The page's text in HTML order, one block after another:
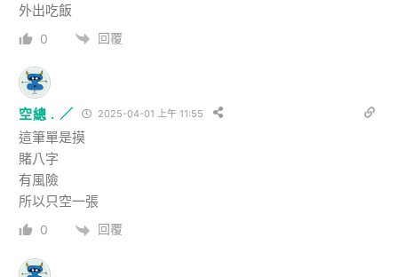
外出吃飯
0 回覆
空總 . ／ 2025-04-01 上午 11:55
這筆單是摸
賭八字
有風險
所以只空一張
0 回覆